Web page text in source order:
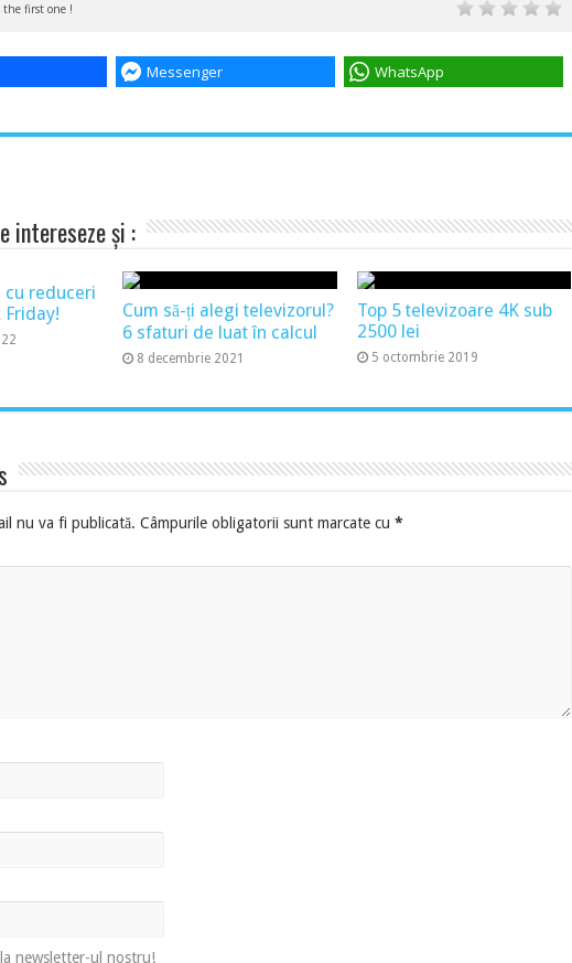
the first one !
Messenger WhatsApp
intereseze și :
cu reduceri
Friday!
Cum să-ți alegi televizorul?
6 sfaturi de luat în calcul
8 decembrie 2021
Top 5 televizoare 4K sub
2500 lei
5 octombrie 2019
nu va fi publicată. Câmpurile obligatorii sunt marcate cu *
newsletter-ul nostru!